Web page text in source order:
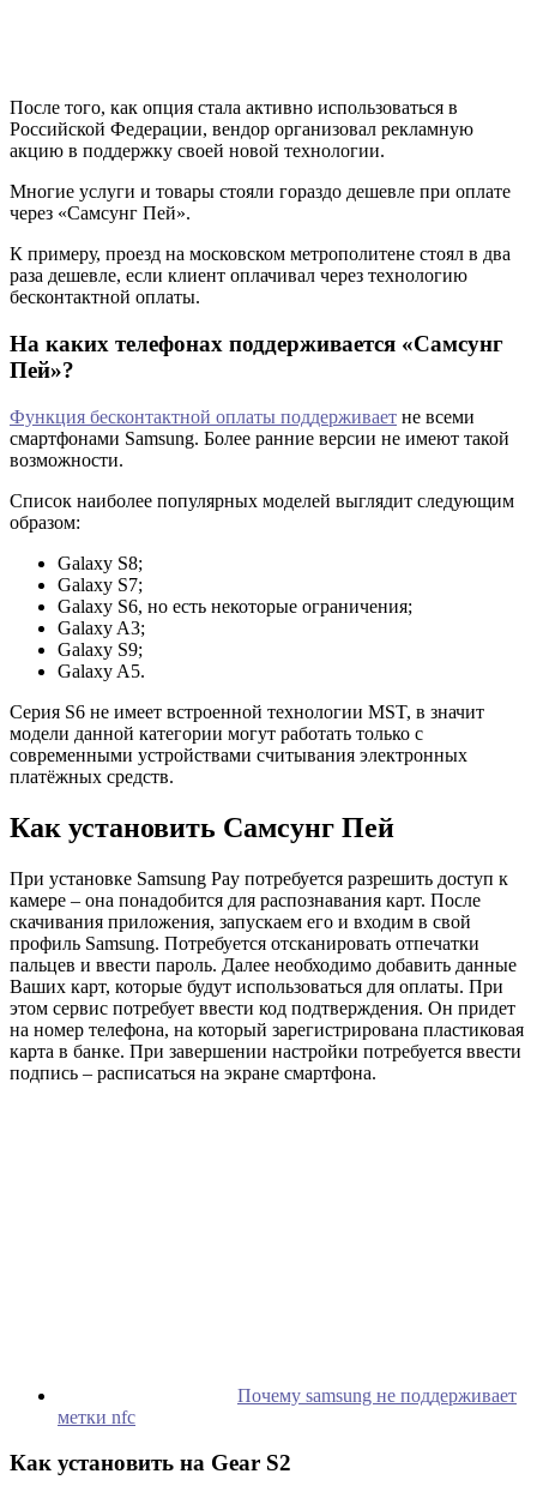
После того, как опция стала активно использоваться в
Российской Федерации, вендор организовал рекламную
акцию в поддержку своей новой технологии.
Многие услуги и товары стояли гораздо дешевле при оплате
через «Самсунг Пей».
К примеру, проезд на московском метрополитене стоял в два
раза дешевле, если клиент оплачивал через технологию
бесконтактной оплаты.
На каких телефонах поддерживается «Самсунг
Пей»?
Функция бесконтактной оплаты поддерживает не всеми
смартфонами Samsung. Более ранние версии не имеют такой
возможности.
Список наиболее популярных моделей выглядит следующим
образом:
Galaxy S8;
Galaxy S7;
Galaxy S6, но есть некоторые ограничения;
Galaxy A3;
Galaxy S9;
Galaxy A5.
Серия S6 не имеет встроенной технологии MST, в значит
модели данной категории могут работать только с
современными устройствами считывания электронных
платёжных средств.
Как установить Самсунг Пей
При установке Samsung Pay потребуется разрешить доступ к
камере – она понадобится для распознавания карт. После
скачивания приложения, запускаем его и входим в свой
профиль Samsung. Потребуется отсканировать отпечатки
пальцев и ввести пароль. Далее необходимо добавить данные
Ваших карт, которые будут использоваться для оплаты. При
этом сервис потребует ввести код подтверждения. Он придет
на номер телефона, на который зарегистрирована пластиковая
карта в банке. При завершении настройки потребуется ввести
подпись – расписаться на экране смартфона.
Почему samsung не поддерживает
метки nfc
Как установить на Gear S2